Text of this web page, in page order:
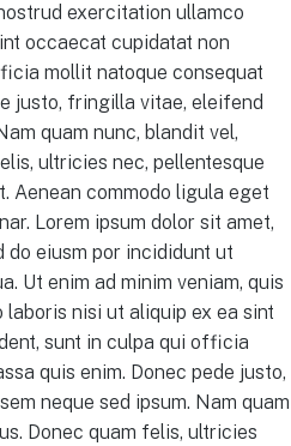
exercitation ullamco
occaecat cupidatat non
mollit natoque consequat
justo, fringilla vitae, eleifend
quam nunc, blandit vel,
ultricies nec, pellentesque
Aenean commodo ligula eget
Lorem ipsum dolor sit amet,
eiusm por incididunt ut
Ut enim ad minim veniam, quis
nisi ut aliquip ex ea sint
sunt in culpa qui officia
quis enim. Donec pede justo,
neque sed ipsum. Nam quam
Donec quam felis, ultricies